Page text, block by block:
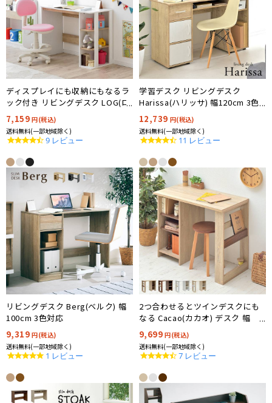
ディスプレイにも収納にもなるラ
ック付き リビングデスク LOG(ロ
グ) 幅100cm 3色対応
7,159円(税込)
送料無料(一部地域除く)
4.7
9 レビュー
学習デスク リビングデスク
Harissa(ハリッサ) 幅120cm 3色
対応
12,739 円(税込)
送料無料(一部地域除く)
4.5
rating
11 レビュー
リビングデスク Berg(ベルク) 幅
100cm 3色対応
9,319円(税込)
送料無料(一部地域除く)
5.0
1 レビュー
2つ合わせるとツインデスクにも
なる Cacao(カカオ) デスク 幅
90cm 4色対応
9,699円(税込)
送料無料(一部地域除く)
4.6
7 レビュー